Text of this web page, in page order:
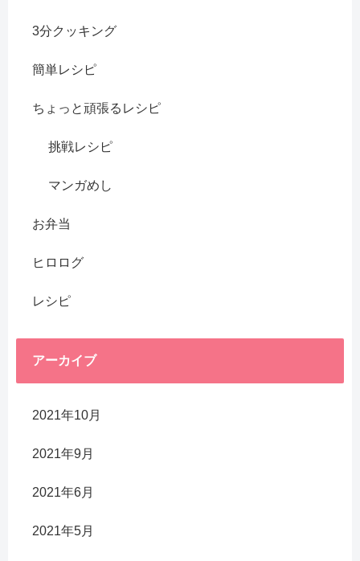
3分クッキング
簡単レシピ
ちょっと頑張るレシピ
挑戦レシピ
マンガめし
お弁当
ヒロログ
レシピ
アーカイブ
2021年10月
2021年9月
2021年6月
2021年5月